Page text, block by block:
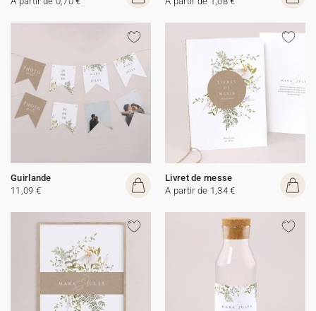
Guirlande
11,09 €
Livret de messe
A partir de 1,34 €